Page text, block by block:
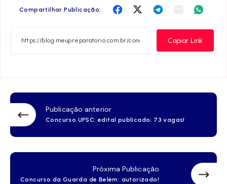
Compartilhar Publicação:
Compartilha
Facebook
CompartilhaCompartilha
Telegram
Compartilha
Email
Copiar Link
Publicação anterior
Concurso UFSC: edital publicado; 73 vagas!
Próxima Publicação
Concurso da Guarda de Belém: autorizado!